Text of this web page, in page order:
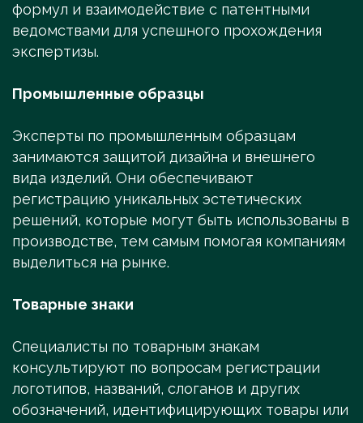
формул и взаимодействие с патентными
ведомствами для успешного прохождения
экспертизы.
Промышленные образцы
Эксперты по промышленным образцам
занимаются защитой дизайна и внешнего
вида изделий. Они обеспечивают
регистрацию уникальных эстетических
решений, которые могут быть использованы в
производстве, тем самым помогая компаниям
выделиться на рынке.
Товарные знаки
Специалисты по товарным знакам
консультируют по вопросам регистрации
логотипов, названий, слоганов и других
обозначений, идентифицирующих товары или